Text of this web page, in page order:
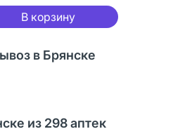
В корзину
в Брянске
из 298 аптек